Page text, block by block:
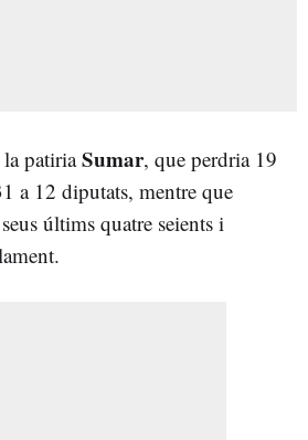
patiriaSumar, que perdria 19
a 12 diputats, mentre que
últims quatre seients i